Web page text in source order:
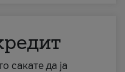
сакате да ја